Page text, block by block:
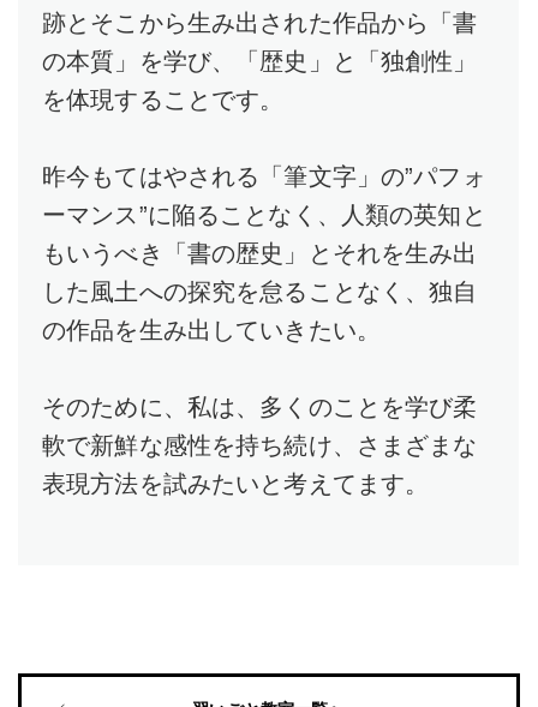
跡とそこから生み出された作品から「書
の本質」を学び、「歴史」と「独創性」
を体現することです。
昨今もてはやされる「筆文字」の”パフォ
ーマンス”に陥ることなく、人類の英知と
もいうべき「書の歴史」とそれを生み出
した風土への探究を怠ることなく、独自
の作品を生み出していきたい。
そのために、私は、多くのことを学び柔
軟で新鮮な感性を持ち続け、さまざまな
表現方法を試みたいと考えてます。